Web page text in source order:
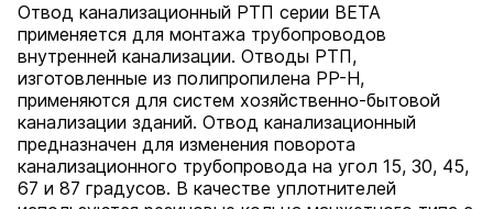
Отвод канализационный РТП серии BETA
применяется для монтажа трубопроводов
внутренней канализации. Отводы РТП,
изготовленные из полипропилена PP-H,
применяются для систем хозяйственно-бытовой
канализации зданий. Отвод канализационный
предназначен для изменения поворота
канализационного трубопровода на угол 15, 30, 45,
67 и 87 градусов. В качестве уплотнителей